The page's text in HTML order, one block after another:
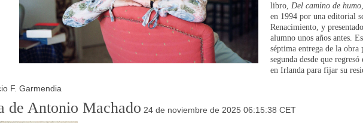
libro, Del camino de humo
en 1994 por una editorial
Renacimiento, y
alumno unos años antes.
séptima entrega de la obra
segunda desde que
en Irlanda para fijar su
F. Garmendia
de Antonio Machado 24 de noviembre de 2025 06:15:38 CET